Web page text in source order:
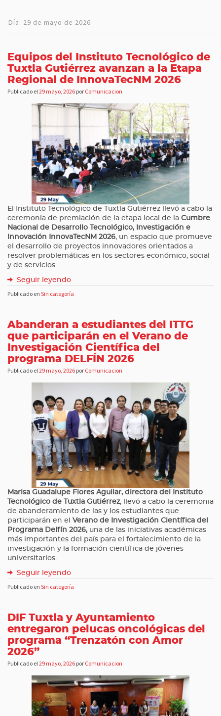
Día: 29 de mayo de 2026
Equipos del Instituto Tecnológico de
Tuxtla Gutiérrez avanzan a la Etapa
Regional de InnovaTecNM 2026
Publicado el29 mayo, 2026 por Comunicacion
El Instituto Tecnológico de Tuxtla Gutiérrez llevó a cabo la
ceremonia de premiación de la etapa local de la Cumbre
Nacional de Desarrollo Tecnológico, Investigación e
Innovación InnovaTecNM 2026, un espacio que promueve
el desarrollo de proyectos innovadores orientados a
resolver problemáticas en los sectores económico, social
y de servicios.
Seguir leyendo
Publicado en Sin categoría
Abanderan a estudiantes del ITTG
que participarán en el Verano de
Investigación Científica del
programa DELFÍN 2026
Publicado el29 mayo, 2026 por Comunicacion
Marisa Guadalupe Flores Aguilar, directora del Instituto
Tecnológico de Tuxtla Gutiérrez, llevó a cabo la ceremonia
de abanderamiento de las y los estudiantes que
participarán en el Verano de Investigación Científica del
Programa Delfín 2026, una de las iniciativas académicas
más importantes del país para el fortalecimiento de la
investigación y la formación científica de jóvenes
universitarios.
Seguir leyendo
Publicado en Sin categoría
DIF Tuxtla y Ayuntamiento
entregaron pelucas oncológicas del
programa “Trenzatón con Amor
2026”
Publicado el29 mayo, 2026 por Comunicacion